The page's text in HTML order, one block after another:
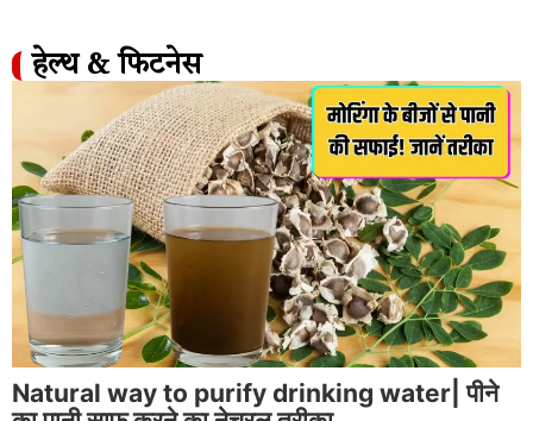
हेल्थ & फिटनेस
Natural way to purify drinking water| पीने